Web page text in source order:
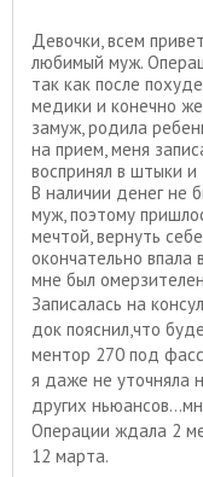
Девочки, всем
любимый муж.
так как после
медики и конечно
замуж, родила
на прием, меня
воспринял в штыки
В наличии денег не
муж, поэтому
мечтой, вернуть
окончательно впала
мне был
Записалась на
док пояснил,что
ментор 270 под
я даже не уточняла
других
Операции ждала 2
12 марта.